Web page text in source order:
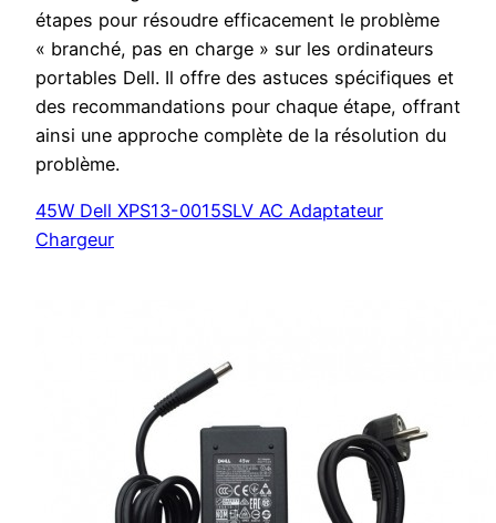
étapes pour résoudre efficacement le problème
« branché, pas en charge » sur les ordinateurs
portables Dell. Il offre des astuces spécifiques et
des recommandations pour chaque étape, offrant
ainsi une approche complète de la résolution du
problème.
45W Dell XPS13-0015SLV AC Adaptateur
Chargeur